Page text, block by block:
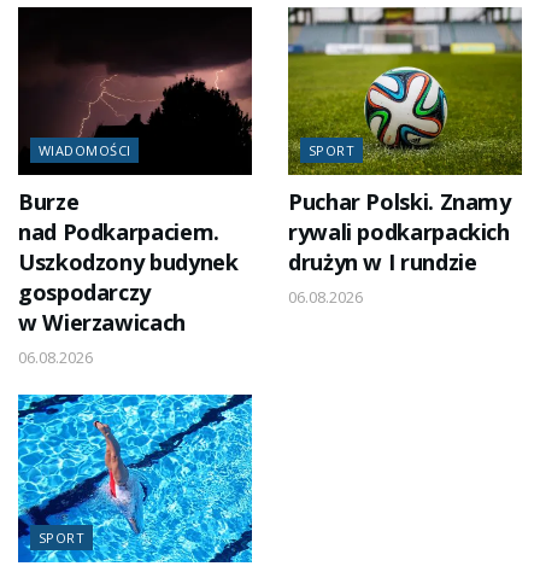
WIADOMOŚCI
Burze
nad Podkarpaciem.
Uszkodzony budynek
gospodarczy
w Wierzawicach
06.08.2026
SPORT
Puchar Polski. Znamy
rywali podkarpackich
drużyn w I rundzie
06.08.2026
SPORT